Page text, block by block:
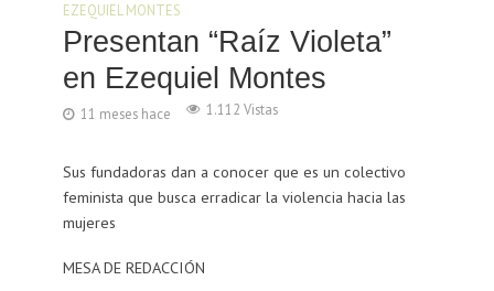
EZEQUIEL MONTES
Presentan “Raíz Violeta”
en Ezequiel Montes
11 meses hace 1.112 Vistas
Sus fundadoras dan a conocer que es un colectivo
feminista que busca erradicar la violencia hacia las
mujeres
MESA DE REDACCIÓN